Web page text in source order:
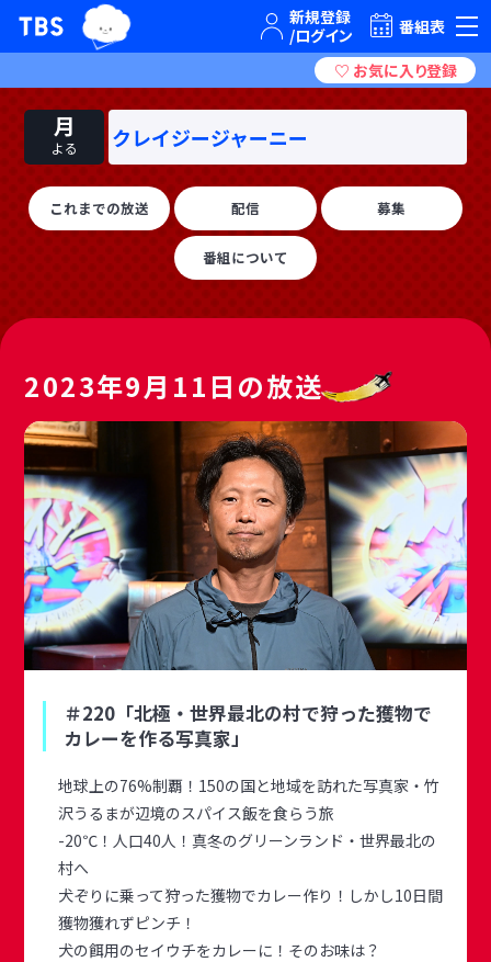
TBSテレビ｜ときめくときを。
TBSグループキャラクター『ワクティ』番組表
月
よる クレイジージャーニー
これまでの放送 配信 募集
番組について
2023年9月11日の放送
＃220「北極・世界最北の村で狩った獲物で
カレーを作る写真家」
地球上の76%制覇！150の国と地域を訪れた写真家・竹
沢うるまが辺境のスパイス飯を食らう旅
-20℃！人口40人！真冬のグリーンランド・世界最北の
村へ
犬ぞりに乗って狩った獲物でカレー作り！しかし10日間
獲物獲れずピンチ！
犬の餌用のセイウチをカレーに！そのお味は？